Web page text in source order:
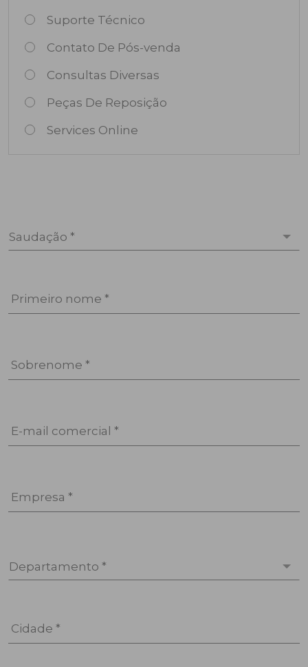
Suporte Técnico
Contato De Pós-venda
Consultas Diversas
Peças De Reposição
Services Online
Saudação *
Primeiro nome *
Sobrenome *
E-mail comercial *
Empresa *
Departamento *
Cidade *